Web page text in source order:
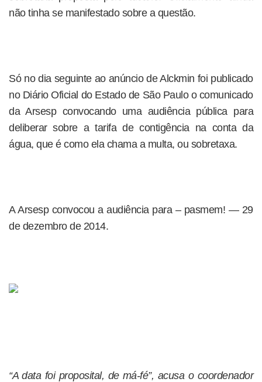
não tinha se manifestado sobre a questão.
Só no dia seguinte ao anúncio de Alckmin foi publicado
no Diário Oficial do Estado de São Paulo o comunicado
da Arsesp convocando uma audiência pública para
deliberar sobre a tarifa de contigência na conta da
água, que é como ela chama a multa, ou sobretaxa.
A Arsesp convocou a audiência para – pasmem! — 29
de dezembro de 2014.
“A data foi proposital, de má-fé”, acusa o coordenador